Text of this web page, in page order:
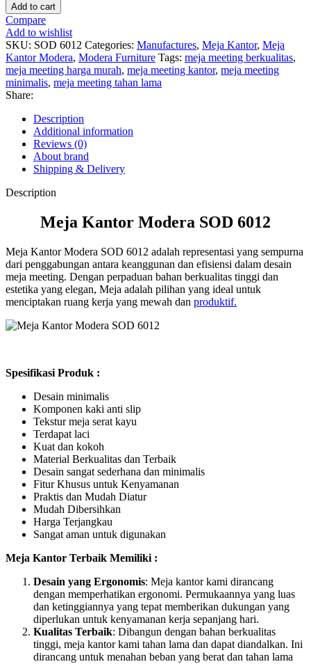
Add to cart
Compare
Add to wishlist
SKU: SOD 6012 Categories: Manufactures, Meja Kantor, Meja
Kantor Modera, Modera Furniture Tags: meja meeting berkualitas,
meja meeting harga murah, meja meeting kantor, meja meeting
minimalis, meja meeting tahan lama
Share:
Description
Additional information
Reviews (0)
About brand
Shipping & Delivery
Description
Meja Kantor Modera SOD 6012
Meja Kantor Modera SOD 6012 adalah representasi yang sempurna
dari penggabungan antara keanggunan dan efisiensi dalam desain
meja meeting. Dengan perpaduan bahan berkualitas tinggi dan
estetika yang elegan, Meja adalah pilihan yang ideal untuk
menciptakan ruang kerja yang mewah dan produktif.
Spesifikasi Produk :
Desain minimalis
Komponen kaki anti slip
Tekstur meja serat kayu
Terdapat laci
Kuat dan kokoh
Material Berkualitas dan Terbaik
Desain sangat sederhana dan minimalis
Fitur Khusus untuk Kenyamanan
Praktis dan Mudah Diatur
Mudah Dibersihkan
Harga Terjangkau
Sangat aman untuk digunakan
Meja Kantor Terbaik Memiliki :
Desain yang Ergonomis: Meja kantor kami dirancang
dengan memperhatikan ergonomi. Permukaannya yang luas
dan ketinggiannya yang tepat memberikan dukungan yang
diperlukan untuk kenyamanan kerja sepanjang hari.
Kualitas Terbaik: Dibangun dengan bahan berkualitas
tinggi, meja kantor kami tahan lama dan dapat diandalkan. Ini
dirancang untuk menahan beban yang berat dan tahan lama